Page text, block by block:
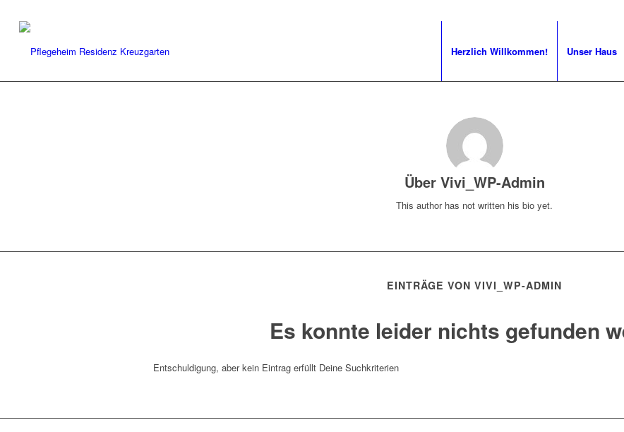
Herzlich Willkommen! Unser Haus
Über Vivi_WP-Admin
This author has not written his bio yet.
EINTRÄGE VON VIVI_WP-ADMIN
Es konnte leider nichts gefunden
Entschuldigung, aber kein Eintrag erfüllt Deine Suchkriterien